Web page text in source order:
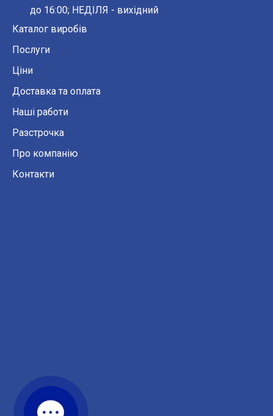
до 16:00; НЕДІЛЯ - вихідний
Каталог виробів
Послуги
Ціни
Доставка та оплата
Наші работи
Разстрочка
Про компанію
Контакти